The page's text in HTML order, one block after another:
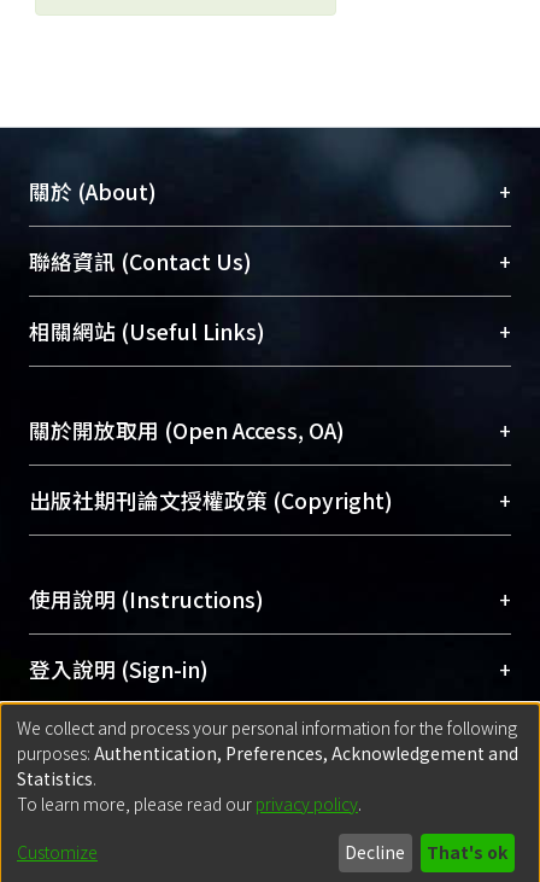
關於 (About) +
臺大位居世界頂尖大學之列，為永久珍藏及向國際
展現本校豐碩的研究成果及學術能量，圖書館整合
機構典藏（NTUR）與學術庫（AH）不同功能平
台，成為臺大學術典藏NTU scholars。期能整合研
成果。
To permanently archive and promote researcher
profiles and scholarly works, Library integrates the
services of “NTU Repository” with “Academic
聯絡資訊 (Contact Us) +
總館學科館員(Main Library)
醫學圖書館學科館員(Medical Library)
Sciences Library)
相關網站 (Useful Links) +
關於開放取用 (Open Access, OA) +
開放取用是從使用者角度提升資訊取用性的社會運
動，應用在學術研究上是透過將研究著作公開供使
用逐年攀升。同時可加速研究發展、提升研究影響
Archive）平台。 （點選深入了解OA）
出版社期刊論文授權政策 (Copyright) +
含部分內容的版權非匯入者所有，或由第三方贊
助與合作完成，請確認該版權所有者及第三方同
意提供此授權。
Please represent that the submission is your
original work, and that you have the right to
grant the rights to upload.
若欲上傳已出版的全文電子檔，可使用
policy finder
網站查詢，以確認出版單位之版權
政策。
使用說明 (Instructions) +
網站簡介(Quickstart Guide)
使用手冊(Instruction Manual)
線上預約服務(Booking Service)
登入說明 (Sign-in) +
方案一：臺灣大學計算機中心帳號登入
(With C&INC Email Account)
方案二：ORCID帳號登入(With ORCID)
匯入著作 (Submission) +
方案一：定期更新ORCID者，以ID匯入
for identifier (ORCID))
方案二：
(Default mode Submission)
Built withDSpace-CRIS software
- Extension maintained and optimized
We collect and process your personal information for the following
purposes: Authentication, Preferences, Acknowledgement and
Statistics.
To learn more, please read our privacy policy.
Customize Decline That's ok